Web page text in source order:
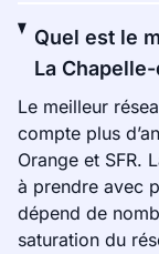
Quel est le
La
Le meilleur
compte plus
Orange et SFR.
à prendre avec
dépend de
saturation du